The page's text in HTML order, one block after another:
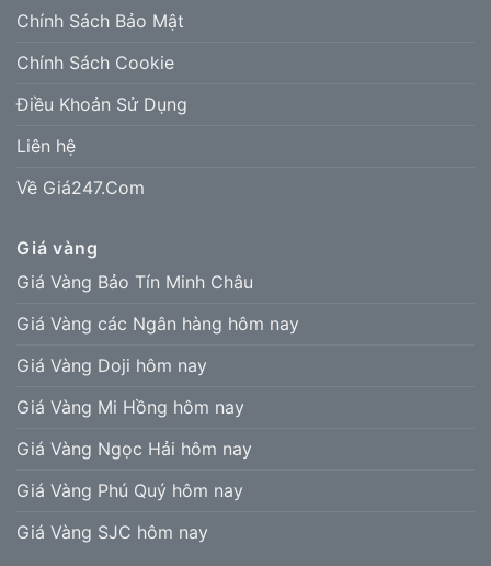
Chính Sách Bảo Mật
Chính Sách Cookie
Điều Khoản Sử Dụng
Liên hệ
Về Giá247.Com
Giá vàng
Giá Vàng Bảo Tín Minh Châu
Giá Vàng các Ngân hàng hôm nay
Giá Vàng Doji hôm nay
Giá Vàng Mi Hồng hôm nay
Giá Vàng Ngọc Hải hôm nay
Giá Vàng Phú Quý hôm nay
Giá Vàng SJC hôm nay